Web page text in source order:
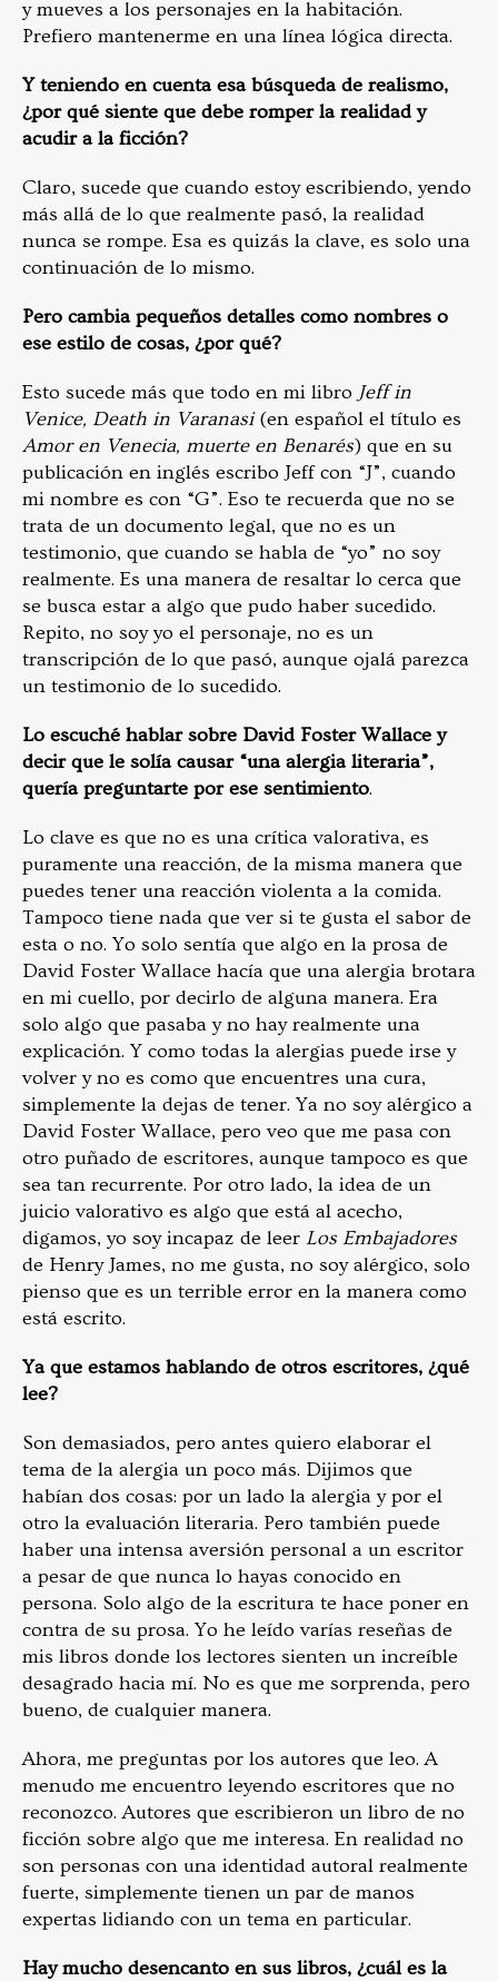
y mueves a los personajes en la habitación.
Prefiero mantenerme en una línea lógica directa.
Y teniendo en cuenta esa búsqueda de realismo,
¿por qué siente que debe romper la realidad y
acudir a la ficción?
Claro, sucede que cuando estoy escribiendo, yendo
más allá de lo que realmente pasó, la realidad
nunca se rompe. Esa es quizás la clave, es solo una
continuación de lo mismo.
Pero cambia pequeños detalles como nombres o
ese estilo de cosas, ¿por qué?
Esto sucede más que todo en mi libro Jeff in
Venice, Death in Varanasi(en español el título es
Amor en Venecia, muerte en Benarés) que en su
publicación en inglés escribo Jeff con “J”, cuando
mi nombre es con “G”. Eso te recuerda que no se
trata de un documento legal, que no es un
testimonio, que cuando se habla de “yo” no soy
realmente. Es una manera de resaltar lo cerca que
se busca estar a algo que pudo haber sucedido.
Repito, no soy yo el personaje, no es un
transcripción de lo que pasó, aunque ojalá parezca
un testimonio de lo sucedido.
Lo escuché hablar sobre David Foster Wallace y
decir que le solía causar “una alergia literaria”,
quería preguntarte por ese sentimiento.
Lo clave es que no es una crítica valorativa, es
puramente una reacción, de la misma manera que
puedes tener una reacción violenta a la comida.
Tampoco tiene nada que ver si te gusta el sabor de
esta o no. Yo solo sentía que algo en la prosa de
David Foster Wallace hacía que una alergia brotara
en mi cuello, por decirlo de alguna manera. Era
solo algo que pasaba y no hay realmente una
explicación. Y como todas la alergias puede irse y
volver y no es como que encuentres una cura,
simplemente la dejas de tener. Ya no soy alérgico a
David Foster Wallace, pero veo que me pasa con
otro puñado de escritores, aunque tampoco es que
sea tan recurrente. Por otro lado, la idea de un
juicio valorativo es algo que está al acecho,
digamos, yo soy incapaz de leer Los Embajadores
de Henry James, no me gusta, no soy alérgico, solo
pienso que es un terrible error en la manera como
está escrito.
Ya que estamos hablando de otros escritores, ¿qué
lee?
Son demasiados, pero antes quiero elaborar el
tema de la alergia un poco más. Dijimos que
habían dos cosas: por un lado la alergia y por el
otro la evaluación literaria. Pero también puede
haber una intensa aversión personal a un escritor
a pesar de que nunca lo hayas conocido en
persona. Solo algo de la escritura te hace poner en
contra de su prosa. Yo he leído varías reseñas de
mis libros donde los lectores sienten un increíble
desagrado hacia mí. No es que me sorprenda, pero
bueno, de cualquier manera.
Ahora, me preguntas por los autores que leo. A
menudo me encuentro leyendo escritores que no
reconozco. Autores que escribieron un libro de no
ficción sobre algo que me interesa. En realidad no
son personas con una identidad autoral realmente
fuerte, simplemente tienen un par de manos
expertas lidiando con un tema en particular.
Hay mucho desencanto en sus libros, ¿cuál es la